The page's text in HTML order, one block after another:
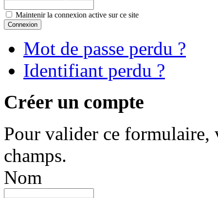
Maintenir la connexion active sur ce site
Mot de passe perdu ?
Identifiant perdu ?
Créer un compte
Pour valider ce formulaire,
champs.
Nom